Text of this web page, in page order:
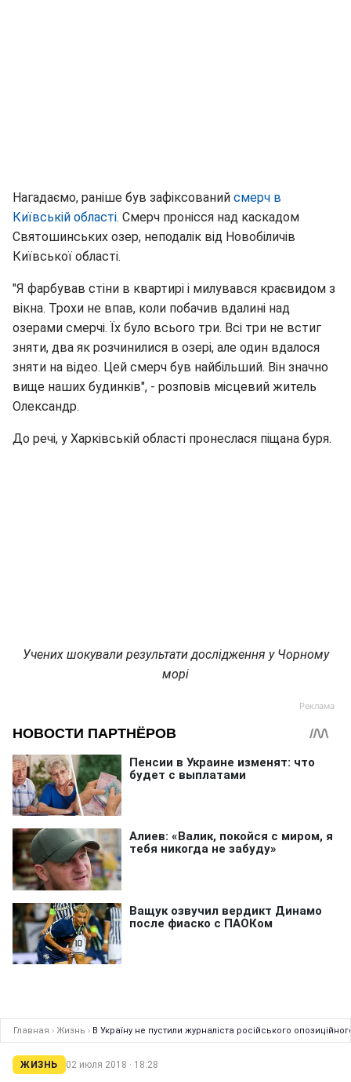
Нагадаємо, раніше був зафіксований смерч в
Київській області. Смерч пронісся над каскадом
Святошинських озер, неподалік від Новобіличів
Київської області.
"Я фарбував стіни в квартирі і милувався краєвидом з
вікна. Трохи не впав, коли побачив вдалині над
озерами смерчі. Їх було всього три. Всі три не встиг
зняти, два як розчинилися в озері, але один вдалося
зняти на відео. Цей смерч був найбільший. Він значно
вище наших будинків", - розповів місцевий житель
Олександр.
До речі, у Харківській області пронеслася піщана буря.
Учених шокували результати дослідження у Чорному
морі
Главная › Жизнь › В Україну не пустили журналіста російського
ЖИЗНЬ 02 июля 2018 · 18:28